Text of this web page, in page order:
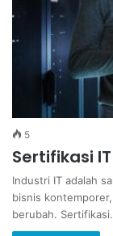
5
Sertifikasi
Industri IT adalah
bisnis
berubah.